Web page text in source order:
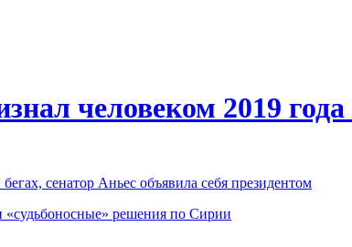
человеком 2019 года
сенатор Аньес объявила себя президентом
«судьбоносные» решения по Сирии